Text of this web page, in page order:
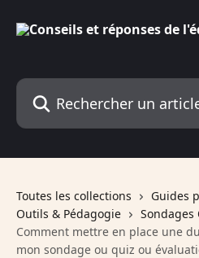
Rechercher un article...
Toutes les collections
Guides
Outils & Pédagogie
Sondages
Comment mettre en place une
mon sondage ou quiz ou